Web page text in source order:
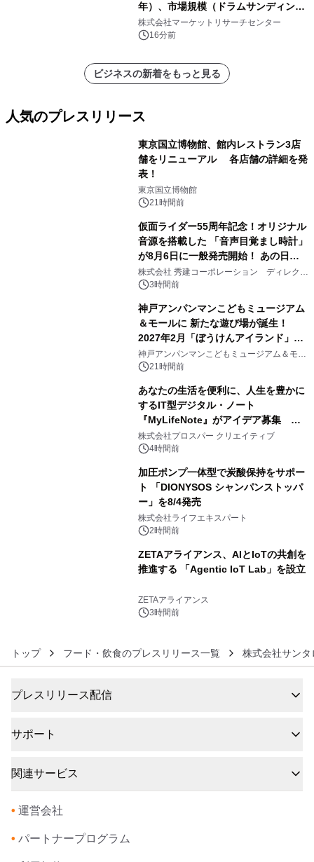
年）、市場規模（ドラムサンディング
マシン、ジェットサンディングマシ
ン、ローラーサンディングマシン、そ
株式会社マーケットリサーチセンター
16分前
ビジネスの新着をもっと見る
人気のプレスリリース
東京国立博物館、館内レストラン3店
舗をリニューアル 各店舗の詳細を発
表！
東京国立博物館
21時間前
仮面ライダー55周年記念！オリジナル
音源を搭載した 「音声目覚まし時計」
が8月6日に一般発売開始！ あの日の
大興奮が今甦る
株式会社 秀建コーポレーション ディレクト
アートギャラリー
3時間前
神戸アンパンマンこどもミュージアム
＆モールに 新たな遊び場が誕生！
2027年2月「ぼうけんアイランド」が
オープン
神戸アンパンマンこどもミュージアム＆モー
ル 21時間前
あなたの生活を便利に、人生を豊かに
するIT型デジタル・ノート
『MyLifeNote』がアイデア募集 優
秀賞100名に1年間無償試用
株式会社プロスパー クリエイティブ
4時間前
加圧ポンプ一体型で炭酸保持をサポー
ト 「DIONYSOS シャンパンストッパ
ー」を8/4発売
株式会社ライフエキスパート
2時間前
ZETAアライアンス、AIとIoTの共創を
推進する 「Agentic IoT Lab」を設立
ZETAアライアンス
3時間前
トップ フード・飲食のプレスリリース一覧 株式会社サンタ
プレスリリース配信
サポート
関連サービス
• 運営会社
• パートナープログラム